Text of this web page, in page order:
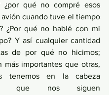
¿por qué no compré esos
cuando tuve el tiempo
¿Por qué no hablé con mi
Y así cualquier cantidad
de por qué no hicimos;
más importantes que otras,
tenemos en la cabeza
que nos siguen